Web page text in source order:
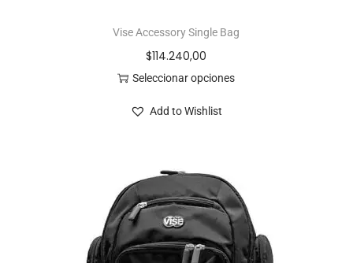
Vise Accessory Single Bag
$114.240,00
Seleccionar opciones
Add to Wishlist